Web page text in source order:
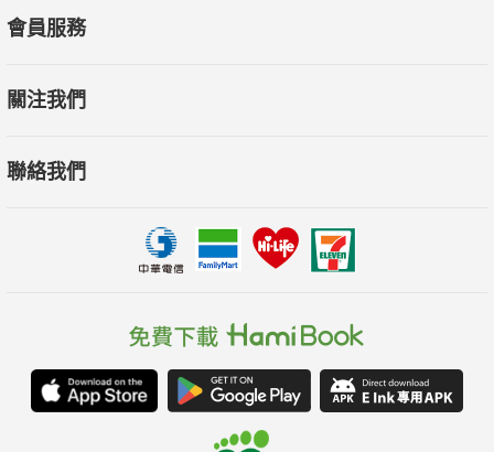
會員服務
關注我們
聯絡我們